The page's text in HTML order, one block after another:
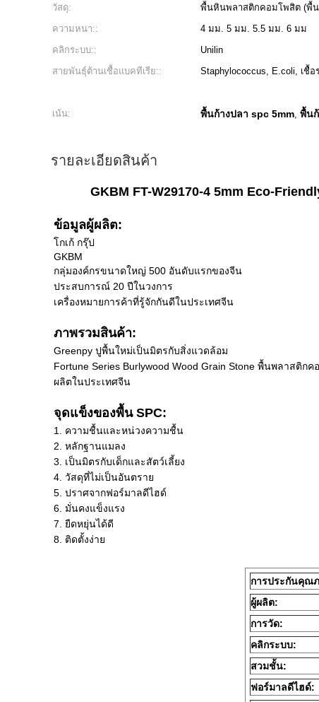
วัสดุ:
พื้นหินพลาสติกคอมโพสิต (พื้น
ความหนา::
4 มม. 5 มม. 5.5 มม. 6 มม
คลิกระบบ::
Unilin
สายพันธุ์ต้านเชื้อแบคทีเรีย::
Staphylococcus, E.coli, เชื้อ
เน้น:
พื้นก้างปลา spc 5mm, พื้น
รายละเอียดสินค้า
GKBM FT-W29170-4 5mm Eco-
ข้อมูลผู้ผลิต:
โกเก้ กรุ๊ป
GKBM
กลุ่มองค์กรขนาดใหญ่ 500 อันดับแรกของจีน
ประสบการณ์ 20 ปีในวงการ
เครื่องหมายการค้าที่รู้จักกันดีในประเทศจีน
ภาพรวมสินค้า:
Greenpy ปูพื้นใหม่เป็นมิตรกับสิ่งแวดล้อม
Fortune Series Burlywood Wood Grain Stone พื้นพลาสติกค
ผลิตในประเทศจีน
จุดแข็งของพื้น SPC:
1. ความชื้นและหน่วงความชื้น
2. หลักฐานแมลง
3. เป็นมิตรกับเด็กและสัตว์เลี้ยง
4. วัสดุที่ไม่เป็นอันตราย
5. ปราศจากฟอร์มาลดีไฮด์
6. มั่นคงแข็งแรง
7. ยืดหยุ่นได้ดี
8. ติดตั้งง่าย
การประกันคุณ
ผู้ผลิต:
การวัด:
คลิกระบบ:
สวมชั้น:
ฟอร์มาลดีไฮด์: